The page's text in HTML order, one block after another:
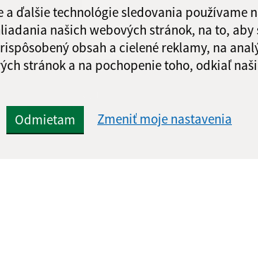
a ďalšie technológie sledovania používame
našich webových stránok, na to, aby
obsah a cielené reklamy, na
stránok a na pochopenie toho, odkiaľ
Odmietam Zmeniť moje nastavenia
správu